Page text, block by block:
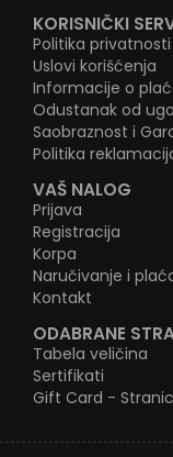
KORISNIČKI
Politika
Uslovi korišćenja
Informacije o
Odustanak od
Saobraznost i
Politika
VAŠ NALOG
Prijava
Registracija
Korpa
Naručivanje i
Kontakt
ODABRANE
Tabela veličina
Sertifikati
Gift Card -